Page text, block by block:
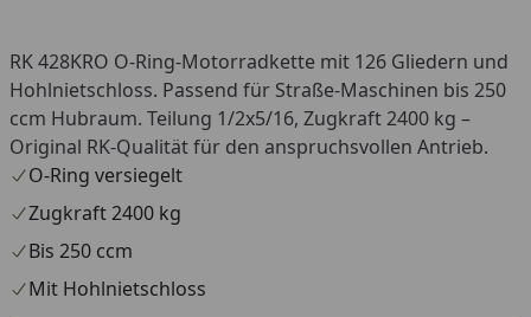
RK 428KRO O-Ring-Motorradkette mit 126 Gliedern und
Hohlnietschloss. Passend für Straße-Maschinen bis 250
ccm Hubraum. Teilung 1/2x5/16, Zugkraft 2400 kg –
Original RK-Qualität für den anspruchsvollen Antrieb.
O-Ring versiegelt
Zugkraft 2400 kg
Bis 250 ccm
Mit Hohlnietschloss